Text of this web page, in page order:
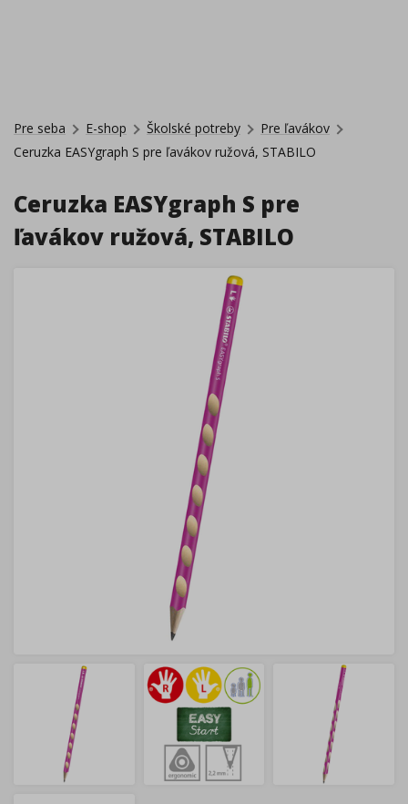
Pre seba E-shop Školské potreby
Pre ľavákov
Ceruzka EASYgraph S pre ľavákov ružová, STABILO
Ceruzka EASYgraph S pre
ľavákov ružová, STABILO